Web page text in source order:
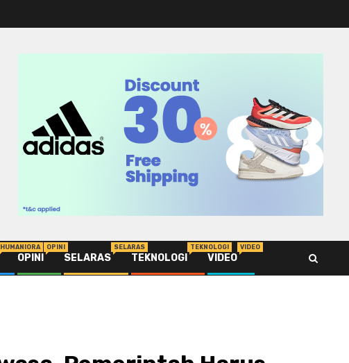
HUMANIORA
OPINI
OPINI
SELARAS
SELARAS
TEKNOLOGI
TEKNOLOGI
VIDEO
VIDEO